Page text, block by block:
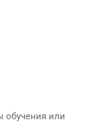
обучения или